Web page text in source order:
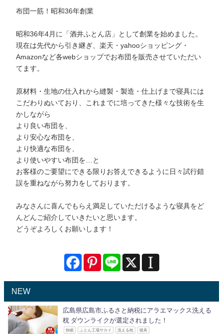
布団一筋！昭和36年創業
昭和36年4月に「酒井ふとん店」として創業を始めました。
現在は先代から引き継ぎ、楽天・yahooショッピング・
Amazonなど各webショップでお布団を販売させていただい
てます。
原材料・生地の仕入れから縫製・製造・仕上げまで寝具には
こだわりぬいており、これまでに培ってきた様々な技術を生
かしながら
より良い布団を、
より安心な布団を、
より快適な布団を、
より使いやすい布団を…と
お客様のご要望にできる限りお答えできるように日々試行錯
誤を重ねながら努力をしております。
みなさんに喜んでもらえ満足していただけるような寝具をど
んどんご紹介していきたいと思います。
どうぞよろしくお願いします！
NEW
広島県広島市ふるさと納税にアラエマックス洗える
枕 ダウンライクが選定されました！
快眠 ふとん工場サカイ 洗える枕 寝具